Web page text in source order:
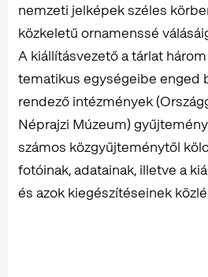
nemzeti jelképek széles
közkeletű ornamenssé
A kiállításvezető a tárlat
tematikus egységeibe enged
rendező intézmények
Néprajzi Múzeum)
számos közgyűjteménytől
fotóinak, adatainak, illetve a
és azok kiegészítéseinek